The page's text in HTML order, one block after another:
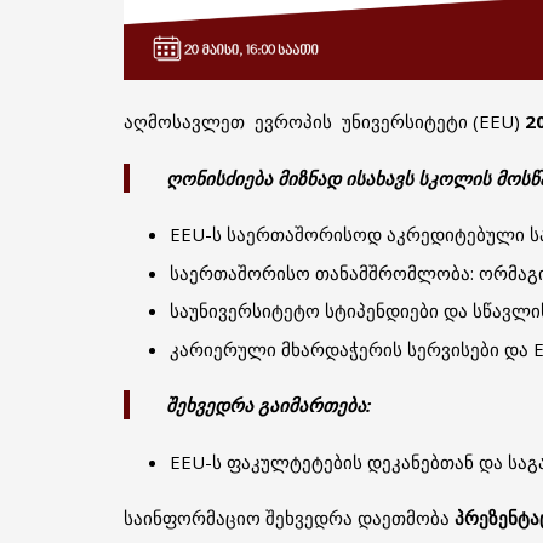
აღმოსავლეთ ევროპის უნივერსიტეტი (EEU)
ღონისძიება მიზნად ისახავს სკოლის
EEU-ს საერთაშორისოდ აკრედიტებული
საერთაშორისო თანამშრომლობა:
საუნივერსიტეტო სტიპენდიები და
კარიერული მხარდაჭერის სერვისები და
შეხვედრა გაიმართება:
EEU-ს ფაკულტეტების დეკანებთან და
საინფორმაციო შეხვედრა დაეთმობა